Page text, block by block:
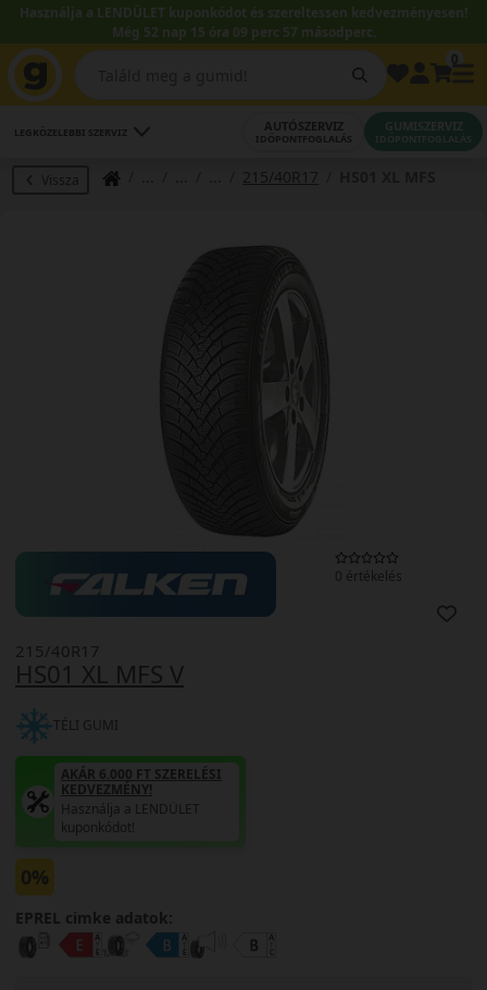
Használja a LENDÜLET kuponkódot és szereltessen kedvezményesen!
Még 52 nap 15 óra 09 perc 56 másodperc.
LEGKÖZELEBBI SZERVIZ AUTÓSZERVIZ
IDŐPONTFOGLALÁS
GUMISZERVIZ
IDŐPONTFOGLALÁS
Vissza 215/40R17
0 értékelés
HS01 XL MFS V
215/40R17
TÉLI GUMI
AKÁR 6.000 FT SZERELÉSI
KEDVEZMÉNY!
Használja a LENDÜLET
kuponkódot!
0%
EPREL cimke adatok: